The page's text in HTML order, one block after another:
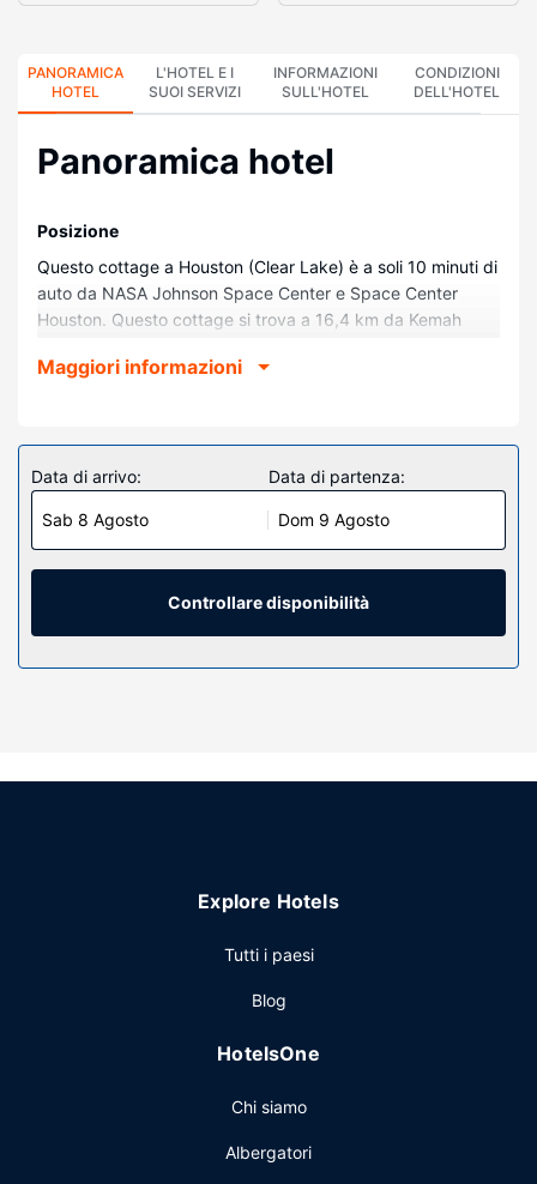
PANORAMICA
HOTEL
L'HOTEL E I
SUOI SERVIZI
INFORMAZIONI
SULL'HOTEL
CONDIZIONI
DELL'HOTEL
Panoramica hotel
Posizione
Questo cottage a Houston (Clear Lake) è a soli 10 minuti di
auto da NASA Johnson Space Center e Space Center
Houston. Questo cottage si trova a 16,4 km da Kemah
Camere
Troverai anche una cucina con un forno, un piano cottura e
un microonde. A tua disposizione avrai anche una scrivania
e una lavatrice.
Attrattive della proprietà
Le opportunità di svago non mancano: avrai a disposizione
una piscina all'aperto, oltre a il Wi-Fi gratuito e un'area
Maggiori informazioni
Data di arrivo:
Sab 8 Agosto
Data di partenza:
Dom 9 Agosto
Controllare disponibilità
Explore Hotels
Tutti i paesi
Blog
HotelsOne
Chi siamo
Albergatori